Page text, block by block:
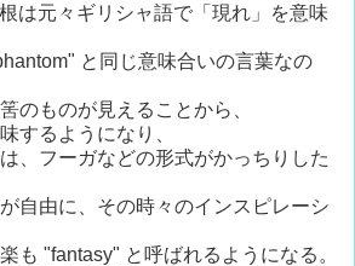
は元々ギリシャ語で「現れ」を意味
と同じ意味合いの言葉なの
のものが見えることから、
するようになり、
、フーガなどの形式がかっちりした
自由に、その時々のインスピレーシ
も "fantasy" と呼ばれるようになる。